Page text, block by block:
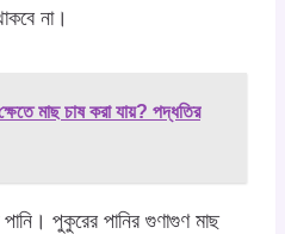
না।
মাছ চাষ করা যায়? পদ্ধতির
পুকুরের পানির গুণাগুণ মাছ